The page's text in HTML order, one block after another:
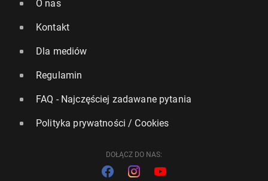
O nas
Kontakt
Dla mediów
Regulamin
FAQ - Najczęściej zadawane pytania
Polityka prywatności / Cookies
DOŁĄCZ DO NAS: